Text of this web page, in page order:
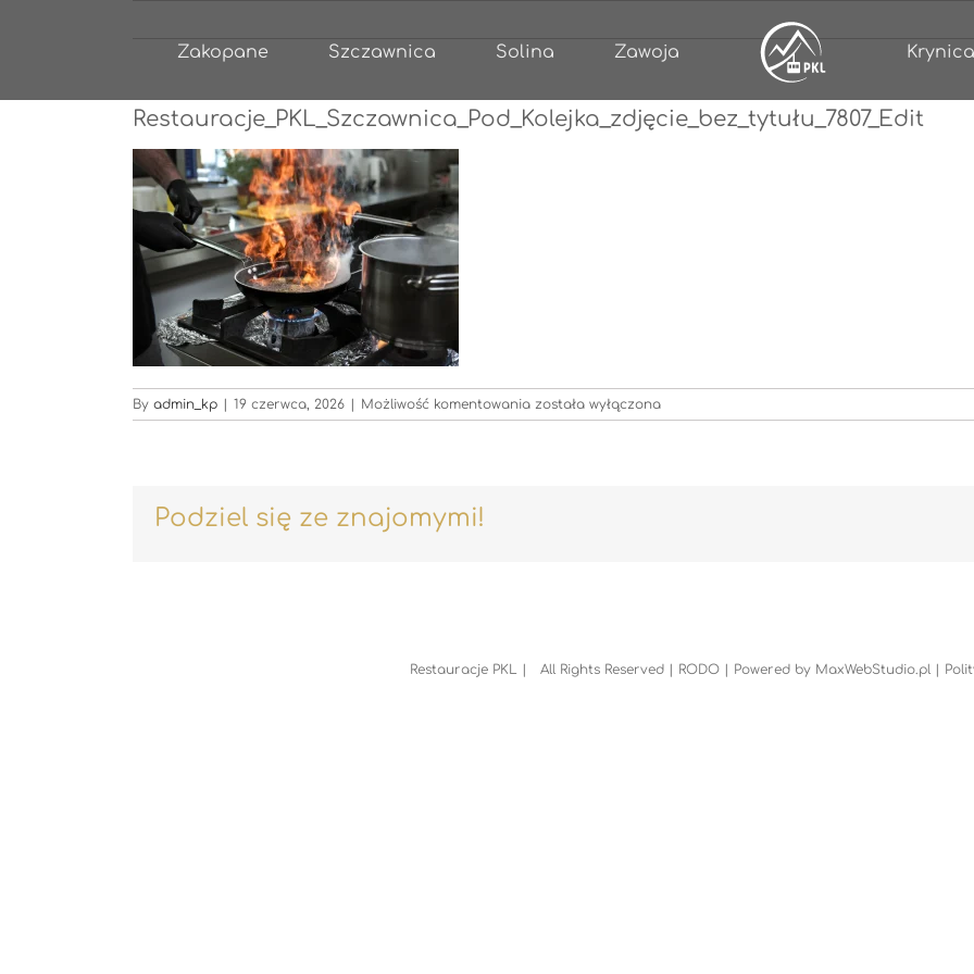
Zakopane Szczawnica Solina Zawoja
Restauracje_PKL_Szczawnica_Pod_Kolejka_zdjęcie_bez_tytułu_7807_Edit
By admin_kp | 19 czerwca, 2026 | Możliwość komentowania została wyłączona
Podziel się ze znajomymi!
Restauracje PKL | All Rights Reserved | RODO| Powered by MaxWebStudio.pl |